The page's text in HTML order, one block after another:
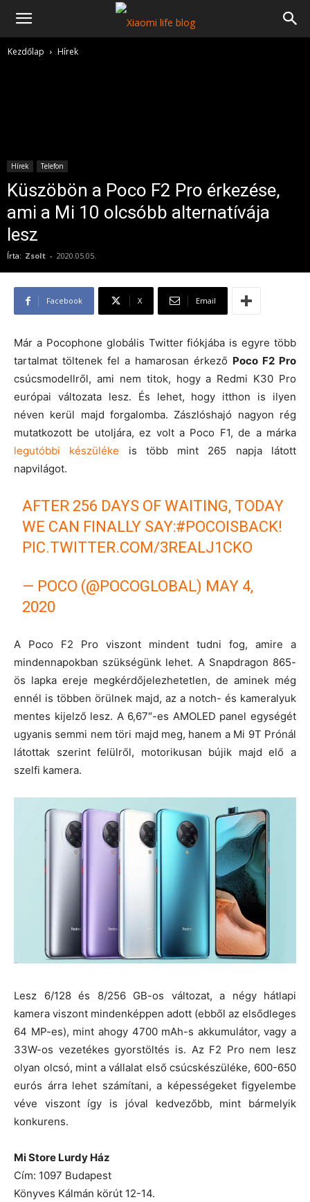
Kezdőlap Hírek
Hírek Telefon
Küszöbön a Poco F2 Pro érkezése,
ami a Mi 10 olcsóbb alternatívája
lesz
Írta: Zsolt - 2020.05.05.
Facebook X Email
Már a Pocophone globális Twitter fiókjába is egyre több
tartalmat töltenek fel a hamarosan érkező Poco F2 Pro
csúcsmodellről, ami nem titok, hogy a Redmi K30 Pro
európai változata lesz. És lehet, hogy itthon is ilyen
néven kerül majd forgalomba. Zászlóshajó nagyon rég
mutatkozott be utoljára, ez volt a Poco F1, de a márka
legutóbbi készüléke is több mint 265 napja látott
napvilágot.
AFTER 256 DAYS OF WAITING, TODAY
WE CAN FINALLY SAY:#POCOISBACK!
PIC.TWITTER.COM/3REALJ1CKO
— POCO (@POCOGLOBAL) MAY 4,
2020
A Poco F2 Pro viszont mindent tudni fog, amire a
mindennapokban szükségünk lehet. A Snapdragon 865-
ös lapka ereje megkérdőjelezhetetlen, de aminek még
ennél is többen örülnek majd, az a notch- és kameralyuk
mentes kijelző lesz. A 6,67″-es AMOLED panel egységét
ugyanis semmi nem töri majd meg, hanem a Mi 9T Prónál
látottak szerint felülről, motorikusan bújik majd elő a
szelfi kamera.
Lesz 6/128 és 8/256 GB-os változat, a négy hátlapi
kamera viszont mindenképpen adott (ebből az elsődleges
64 MP-es), mint ahogy 4700 mAh-s akkumulátor, vagy a
33W-os vezetékes gyorstöltés is. Az F2 Pro nem lesz
olyan olcsó, mint a vállalat első csúcskészüléke, 600-650
eurós árra lehet számítani, a képességeket figyelembe
véve viszont így is jóval kedvezőbb, mint bármelyik
konkurens.
Mi Store Lurdy Ház
Cím: 1097 Budapest
Könyves Kálmán körút 12-14.